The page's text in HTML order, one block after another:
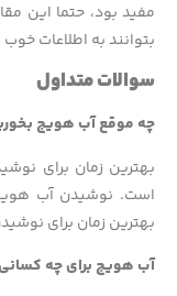
مفید بود، حتما این
بتوانند به اطلاعات
سوالات متداول
چه موقع آب هویج
بهترین زمان برای
بهترین زمان برای
آب هویج برای چه کسانی